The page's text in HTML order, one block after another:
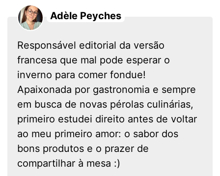
Adèle Peyches
Responsável editorial da versão
francesa que mal pode esperar o
inverno para comer fondue!
Apaixonada por gastronomia e sempre
em busca de novas pérolas culinárias,
primeiro estudei direito antes de voltar
ao meu primeiro amor: o sabor dos
bons produtos e o prazer de
compartilhar à mesa :)